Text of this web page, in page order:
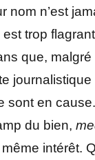
nom n’est
trop
que,
journalistique
sont en
du bien,
intérêt.